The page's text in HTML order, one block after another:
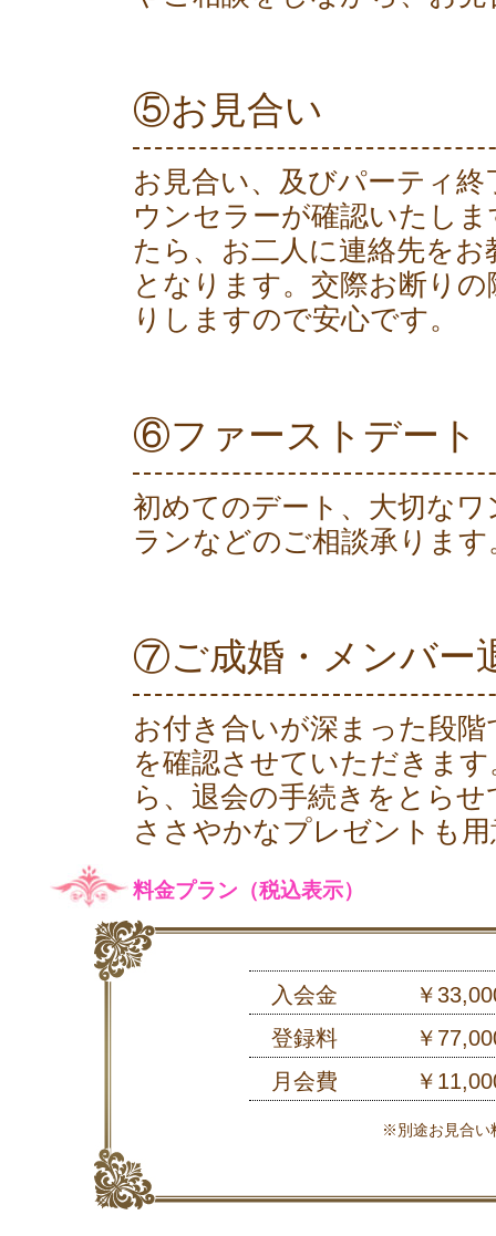
⑤お見合い
お見合い、及びパーティ
ウンセラーが確認いたし
たら、お二人に連絡先を
となります。交際お断り
りしますので安心です。
⑥ファーストデート
初めてのデート、大切な
ランなどのご相談承ります
⑦ご成婚・メンバー
お付き合いが深まった段
を確認させていただきま
ら、退会の手続きをとら
ささやかなプレゼントも
料金プラン（税込表示）